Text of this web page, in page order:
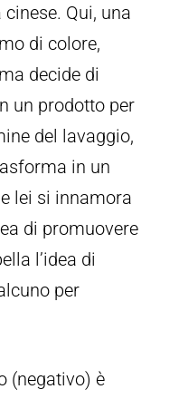
Qui, una
di colore,
decide di
un prodotto per
del lavaggio,
in un
lei si innamora
di promuovere
l’idea di
per
(negativo) è